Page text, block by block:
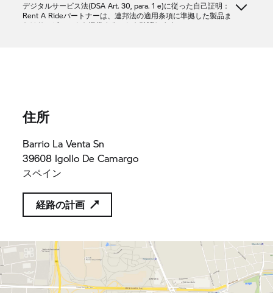
デジタルサービス法(DSA Art. 30, para. 1 e)に従った自己証明：
Rent A Rideパートナーは、連邦法の適用条項に準拠した製品ま
たはサービスのみを提供することを確認します。
住所
Barrio La Venta Sn
39608 Igollo De Camargo
スペイン
経路の計画